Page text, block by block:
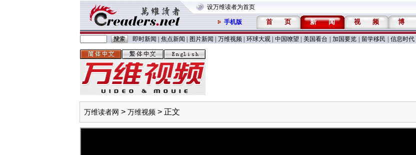
设万维读者为首页
手机版 首 页 新 闻 视 频 博
即时新闻 焦点新闻 图片新闻 万维视频 环球大观 中国嘹望 美国看台 加国要览 留学移民 信息时代
万维读者网 > 万维视频 > 正文